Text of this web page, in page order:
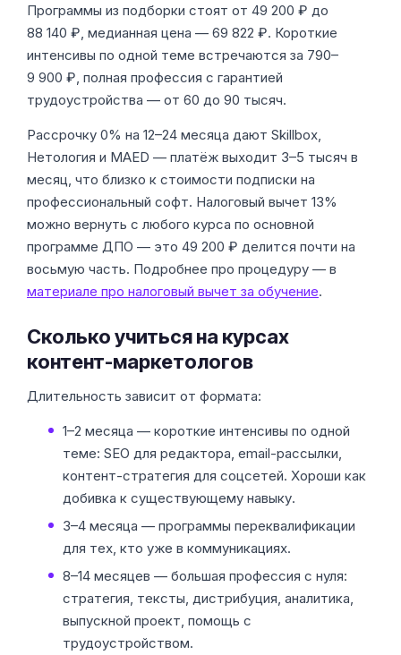
Программы из подборки стоят от 49 200 ₽ до
88 140 ₽, медианная цена — 69 822 ₽. Короткие
интенсивы по одной теме встречаются за 790–
9 900 ₽, полная профессия с гарантией
трудоустройства — от 60 до 90 тысяч.
Рассрочку 0% на 12–24 месяца дают Skillbox,
Нетология и MAED — платёж выходит 3–5 тысяч в
месяц, что близко к стоимости подписки на
профессиональный софт. Налоговый вычет 13%
можно вернуть с любого курса по основной
программе ДПО — это 49 200 ₽ делится почти на
восьмую часть. Подробнее про процедуру — в
материале про налоговый вычет за обучение.
Сколько учиться на курсах
контент-маркетологов
Длительность зависит от формата:
1–2 месяца — короткие интенсивы по одной
теме: SEO для редактора, email-рассылки,
контент-стратегия для соцсетей. Хороши как
добивка к существующему навыку.
3–4 месяца — программы переквалификации
для тех, кто уже в коммуникациях.
8–14 месяцев — большая профессия с нуля:
стратегия, тексты, дистрибуция, аналитика,
выпускной проект, помощь с
трудоустройством.